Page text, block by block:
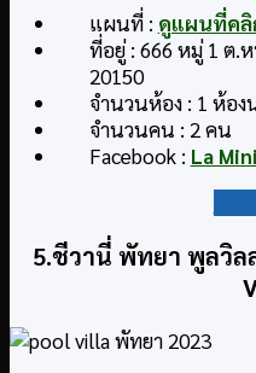
แผนที่ : ดูแผนที่คลิ
ที่อยู่ : 666 หมู่ 1 ต.
20150
จำนวนห้อง : 1 ห้อ
จำนวนคน : 2 คน
Facebook : La
5.ชีวานี่ พัทยา พูลวิล